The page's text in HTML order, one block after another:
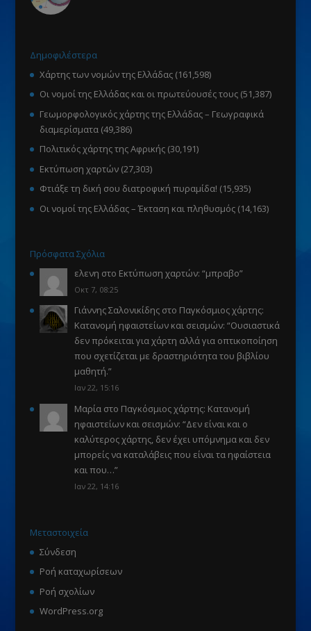
Δημοφιλέστερα
Χάρτης των νομών της Ελλάδας (161,598)
Οι νομοί της Ελλάδας και οι πρωτεύουσές τους (51,387)
Γεωμορφολογικός χάρτης της Ελλάδας – Γεωγραφικά
διαμερίσματα (49,386)
Πολιτικός χάρτης της Αφρικής (30,191)
Εκτύπωση χαρτών (27,303)
Φτιάξε τη δική σου διατροφική πυραμίδα! (15,935)
Οι νομοί της Ελλάδας – Έκταση και πληθυσμός (14,163)
Πρόσφατα Σχόλια
ελενη στο Εκτύπωση χαρτών: “μπραβο”
Οκτ 7, 08:25
Γιάννης Σαλονικίδηςστο Παγκόσμιος χάρτης:
Κατανομή ηφαιστείων και σεισμών: “Ουσιαστικά
δεν πρόκειται για χάρτη αλλά για οπτικοποίηση
που σχετίζεται με δραστηριότητα του βιβλίου
μαθητή.”
Ιαν 22, 15:16
Μαρίαστο Παγκόσμιος χάρτης: Κατανομή
ηφαιστείων και σεισμών: “Δεν είναι και ο
καλύτερος χάρτης, δεν έχει υπόμνημα και δεν
μπορείς να καταλάβεις που είναι τα ηφαίστεια
και που…”
Ιαν 22, 14:16
Μεταστοιχεία
Σύνδεση
Ροή καταχωρίσεων
Ροή σχολίων
WordPress.org